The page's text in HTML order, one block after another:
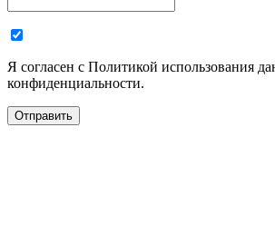
Я согласен с Политикой использования
конфиденциальности.